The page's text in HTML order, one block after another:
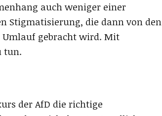
auch weniger einer
Stigmatisierung, die dann von den
gebracht wird. Mit
tun.
der AfD die richtige